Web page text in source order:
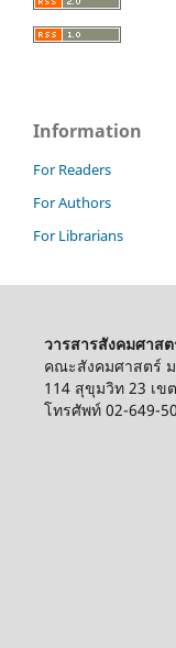
Information
For Readers
For Authors
For Librarians
วารสารสังคมศาส
คณะสังคมศาสตร์
114 สุขุมวิท 23 เข
โทรศัพท์ 02-649-